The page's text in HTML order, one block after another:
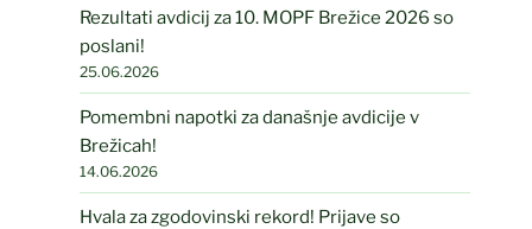
Rezultati avdicij za 10. MOPF Brežice 2026 so
poslani!
25.06.2026
Pomembni napotki za današnje avdicije v
Brežicah!
14.06.2026
Hvala za zgodovinski rekord! Prijave so